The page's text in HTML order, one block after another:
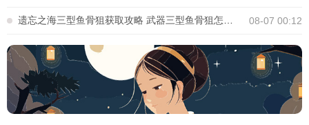
08-07 00:12